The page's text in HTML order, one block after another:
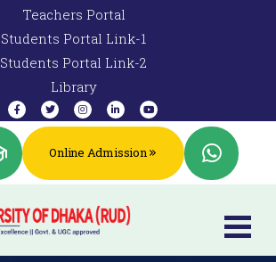
Teachers Portal
Students Portal Link-1
Students Portal Link-2
Library
Online Admission